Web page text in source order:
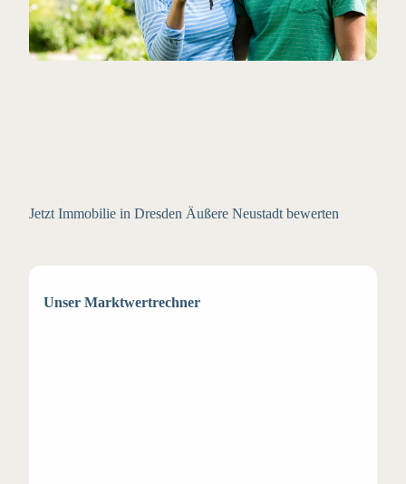
Jetzt Immobilie in Dresden Äußere Neustadt bewerten
Unser Marktwertrechner